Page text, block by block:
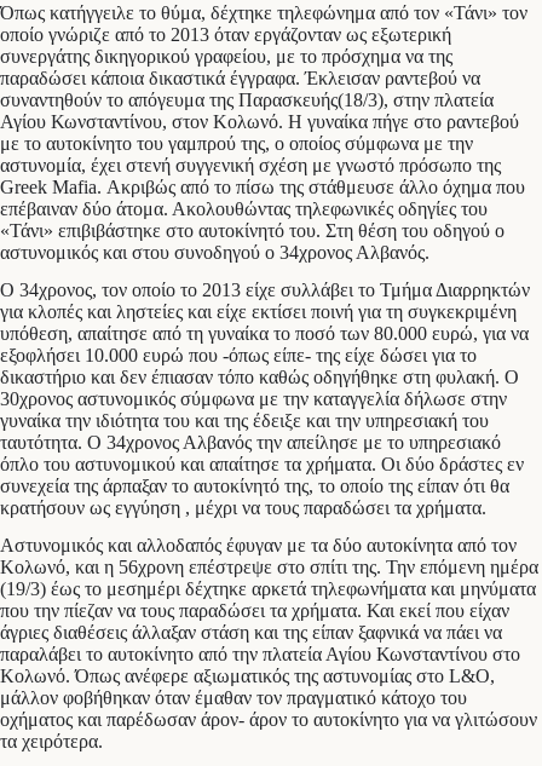
Όπως κατήγγειλε το θύμα, δέχτηκε τηλεφώνημα από τον «Τάνι» τον
οποίο γνώριζε από το 2013 όταν εργάζονταν ως εξωτερική
συνεργάτης δικηγορικού γραφείου, με το πρόσχημα να της
παραδώσει κάποια δικαστικά έγγραφα. Έκλεισαν ραντεβού να
συναντηθούν το απόγευμα της Παρασκευής(18/3), στην πλατεία
Αγίου Κωνσταντίνου, στον Κολωνό. Η γυναίκα πήγε στο ραντεβού
με το αυτοκίνητο του γαμπρού της, ο οποίος σύμφωνα με την
αστυνομία, έχει στενή συγγενική σχέση με γνωστό πρόσωπο της
Greek Mafia. Ακριβώς από το πίσω της στάθμευσε άλλο όχημα που
επέβαιναν δύο άτομα. Ακολουθώντας τηλεφωνικές οδηγίες του
«Τάνι» επιβιβάστηκε στο αυτοκίνητό του. Στη θέση του οδηγού ο
αστυνομικός και στου συνοδηγού ο 34χρονος Αλβανός.
Ο 34χρονος, τον οποίο το 2013 είχε συλλάβει το Τμήμα Διαρρηκτών
για κλοπές και ληστείες και είχε εκτίσει ποινή για τη συγκεκριμένη
υπόθεση, απαίτησε από τη γυναίκα το ποσό των 80.000 ευρώ, για να
εξοφλήσει 10.000 ευρώ που -όπως είπε- της είχε δώσει για το
δικαστήριο και δεν έπιασαν τόπο καθώς οδηγήθηκε στη φυλακή. Ο
30χρονος αστυνομικός σύμφωνα με την καταγγελία δήλωσε στην
γυναίκα την ιδιότητα του και της έδειξε και την υπηρεσιακή του
ταυτότητα. Ο 34χρονος Αλβανός την απείλησε με το υπηρεσιακό
όπλο του αστυνομικού και απαίτησε τα χρήματα. Οι δύο δράστες εν
συνεχεία της άρπαξαν το αυτοκίνητό της, το οποίο της είπαν ότι θα
κρατήσουν ως εγγύηση , μέχρι να τους παραδώσει τα χρήματα.
Αστυνομικός και αλλοδαπός έφυγαν με τα δύο αυτοκίνητα από τον
Κολωνό, και η 56χρονη επέστρεψε στο σπίτι της. Την επόμενη ημέρα
(19/3) έως το μεσημέρι δέχτηκε αρκετά τηλεφωνήματα και μηνύματα
που την πίεζαν να τους παραδώσει τα χρήματα. Και εκεί που είχαν
άγριες διαθέσεις άλλαξαν στάση και της είπαν ξαφνικά να πάει να
παραλάβει το αυτοκίνητο από την πλατεία Αγίου Κωνσταντίνου στο
Κολωνό. Όπως ανέφερε αξιωματικός της αστυνομίας στο L&O,
μάλλον φοβήθηκαν όταν έμαθαν τον πραγματικό κάτοχο του
οχήματος και παρέδωσαν άρον- άρον το αυτοκίνητο για να γλιτώσουν
τα χειρότερα.